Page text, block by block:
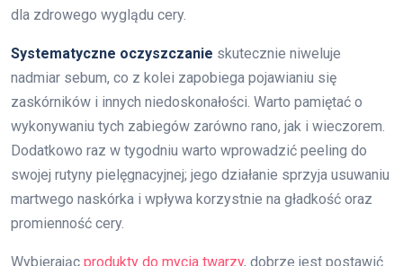
dla zdrowego wyglądu cery.
Systematyczne oczyszczanie skutecznie niweluje
nadmiar sebum, co z kolei zapobiega pojawianiu się
zaskórników i innych niedoskonałości. Warto pamiętać o
wykonywaniu tych zabiegów zarówno rano, jak i wieczorem.
Dodatkowo raz w tygodniu warto wprowadzić peeling do
swojej rutyny pielęgnacyjnej; jego działanie sprzyja usuwaniu
martwego naskórka i wpływa korzystnie na gładkość oraz
promienność cery.
Wybierając produkty do mycia twarzy, dobrze jest postawić